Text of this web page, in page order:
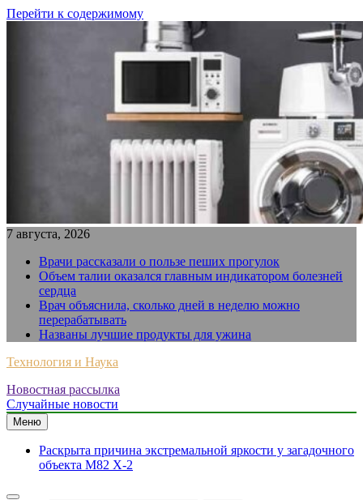
Перейти к содержимому
7 августа, 2026
Врачи рассказали о пользе пеших прогулок
Объем талии оказался главным индикатором болезней
сердца
Врач объяснила, сколько дней в неделю можно
перерабатывать
Названы лучшие продукты для ужина
Технология и Наука
Новостная рассылка
Случайные новости
Меню
Раскрыта причина экстремальной яркости у загадочного
объекта M82 X-2